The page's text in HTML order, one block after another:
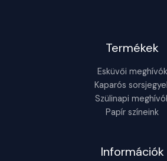
Termékek
Esküvői meghívók
Kaparós
Szülinapi
Papír színeink
Információk